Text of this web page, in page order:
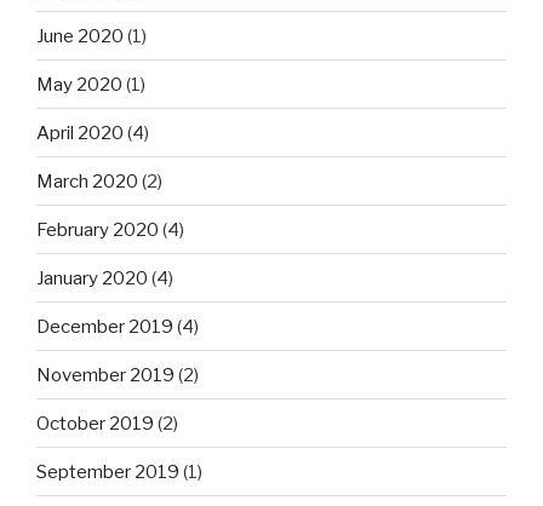
June 2020 (1)
May 2020 (1)
April 2020 (4)
March 2020 (2)
February 2020 (4)
January 2020 (4)
December 2019 (4)
November 2019 (2)
October 2019 (2)
September 2019 (1)